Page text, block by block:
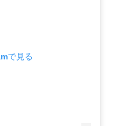
で見る